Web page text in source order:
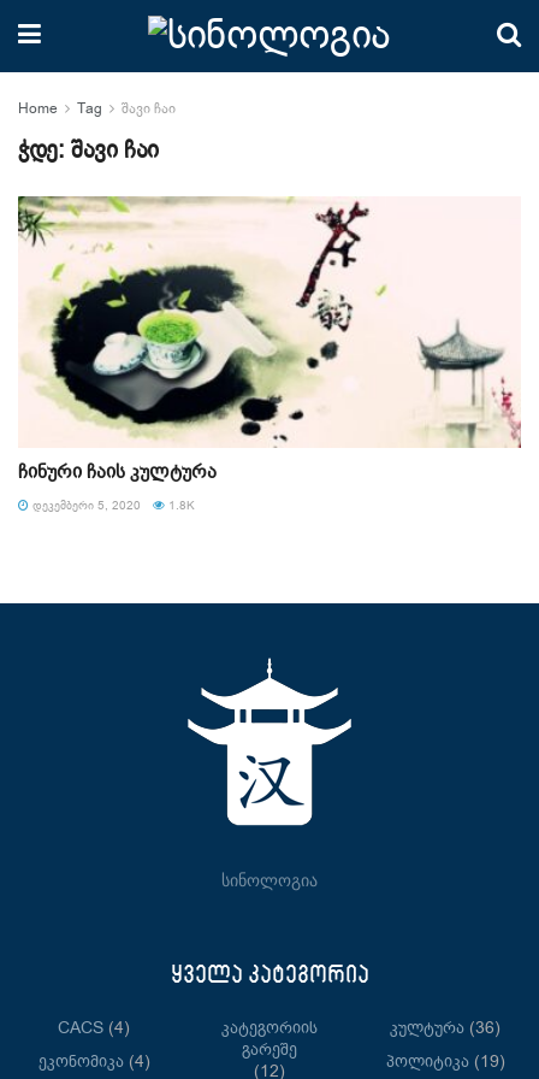
Home Tag შავი ჩაი
ჭდე: შავი ჩაი
ჩინური ჩაის კულტურა
ᲓᲔᲙᲔᲛᲑᲔᲠᲘ 5, 2020 1.8K
სინოლოგია
ყველა კატეგორია
CACS (4)
Ეკონომიკა(4)
Კატეგორიის
Გარეშე
(12)
Კულტურა (36)
Პოლიტიკა(19)